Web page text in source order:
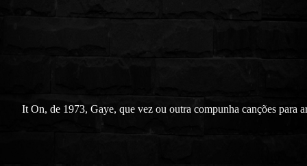
It On, de 1973, Gaye, que vez ou outra compunha canções para